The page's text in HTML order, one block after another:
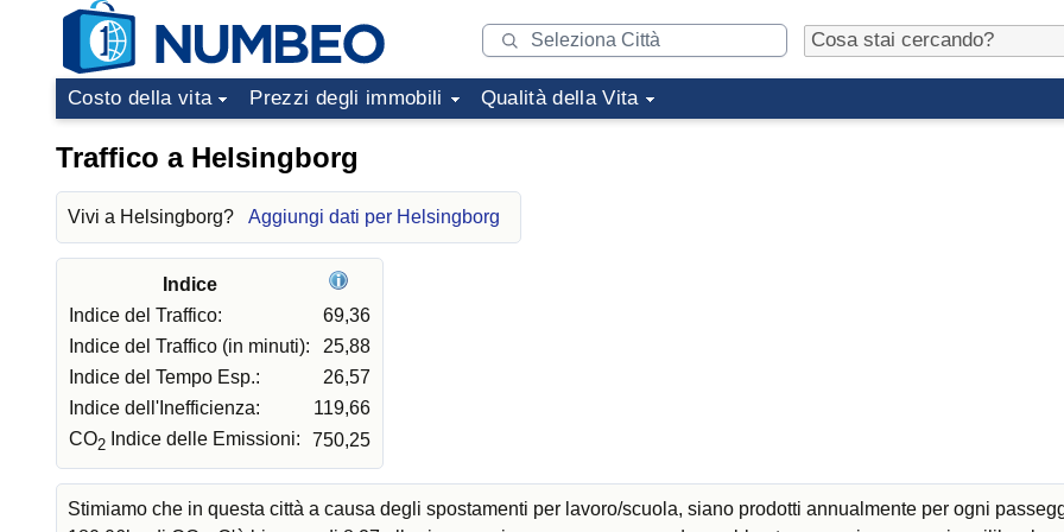
Costo della vita Prezzi degli immobili Qualità della Vita
Traffico a Helsingborg
Vivi a Helsingborg? Aggiungi dati per Helsingborg
Indice
Indice del Traffico:
69,36
Indice del Traffico (in minuti):
25,88
Indice del Tempo Esp.:
26,57
Indice dell'Inefficienza:
119,66
CO2 Indice delle Emissioni: 750,25
Stimiamo che in questa città a causa degli spostamenti per lavoro/scuola, siano prodotti annualmente per ogni